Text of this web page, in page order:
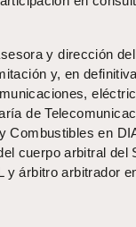
y dirección
y, en
de
Combustibles en
cuerpo arbitral del
y árbitro arbitrador